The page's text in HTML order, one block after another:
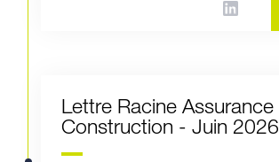
Lettre Racine Assurance
Construction - Juin 2026